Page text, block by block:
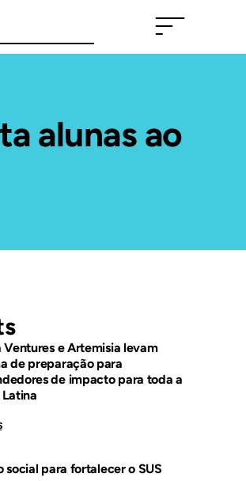
alunas ao
Ventures e Artemisia levam
de preparação para
de impacto para toda a
social para fortalecer o SUS